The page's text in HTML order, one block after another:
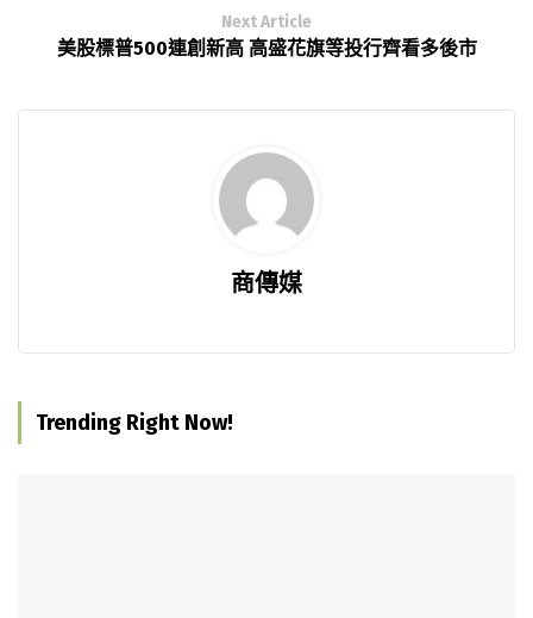
Next Article
美股標普500連創新高 高盛花旗等投行齊看多後市
商傳媒
Trending Right Now!